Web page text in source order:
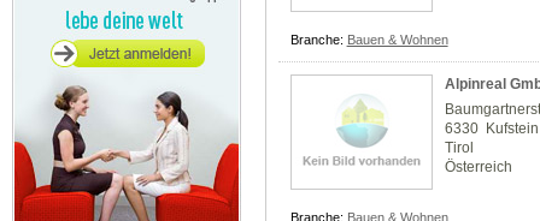
Branche: Bauen & Wohnen
Alpinreal
6330 Kufstein
Tirol
Österreich
Branche: Bauen & Wohnen